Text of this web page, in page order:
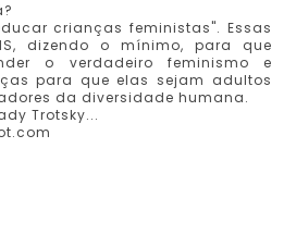
crianças feministas". Essas
dizendo o mínimo, para que
o verdadeiro feminismo e
para que elas sejam adultos
da diversidade humana.
Trotsky...